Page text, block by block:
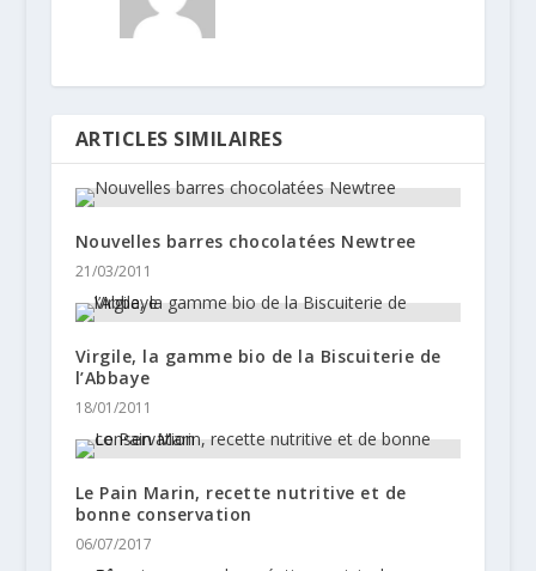
ARTICLES SIMILAIRES
Nouvelles barres chocolatées Newtree
21/03/2011
Virgile, la gamme bio de la Biscuiterie de
l’Abbaye
18/01/2011
Le Pain Marin, recette nutritive et de
bonne conservation
06/07/2017